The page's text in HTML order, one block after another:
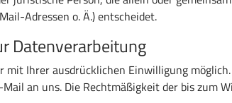
Adressen o. Ä.) entscheidet.
Datenverarbeitung
mit Ihrer ausdrücklichen Einwilligung
an uns. Die Rechtmäßigkeit der bis